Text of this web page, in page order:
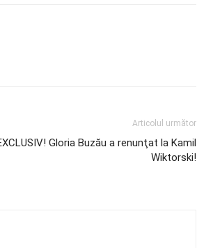
Articolul următor
Gloria Buzău a renunţat la Kamil
Wiktorski!